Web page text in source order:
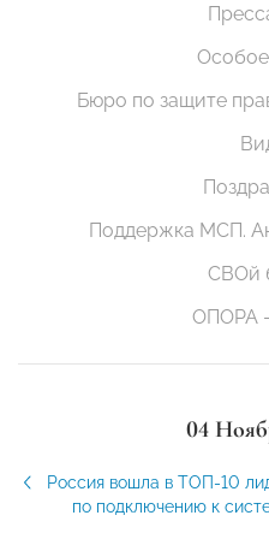
Бюро по защите
Поддержка МСП.
СВОй
ОПОРА
04
Россия вошла в ТОП-10
по подключению к